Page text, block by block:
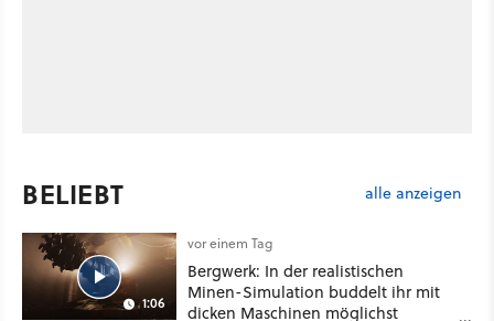
BELIEBT alle anzeigen
1:06
vor einem Tag
Bergwerk: In der realistischen
Minen-Simulation buddelt ihr mit
dicken Maschinen möglichst